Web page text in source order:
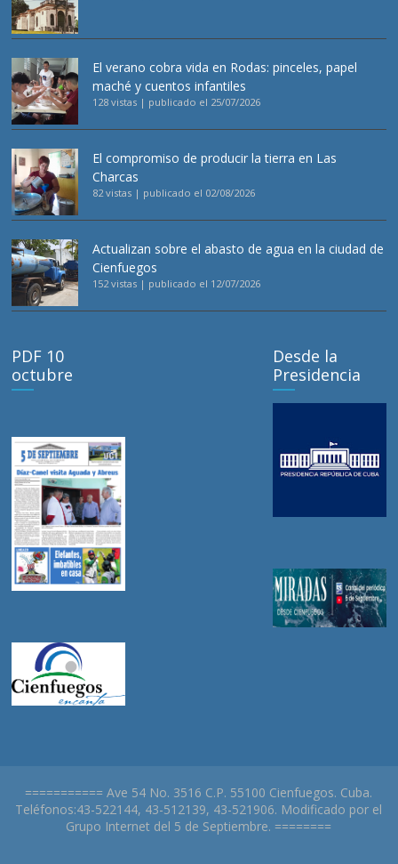
El verano cobra vida en Rodas: pinceles, papel
maché y cuentos infantiles
128 vistas | publicado el 25/07/2026
El compromiso de producir la tierra en Las
Charcas
82 vistas | publicado el 02/08/2026
Actualizan sobre el abasto de agua en la ciudad de
Cienfuegos
152 vistas | publicado el 12/07/2026
PDF 10
octubre
Desde la
Presidencia
=========== Ave 54 No. 3516 C.P. 55100 Cienfuegos. Cuba.
Teléfonos:43-522144, 43-512139, 43-521906. Modificado por el
Grupo Internet del 5 de Septiembre. ========